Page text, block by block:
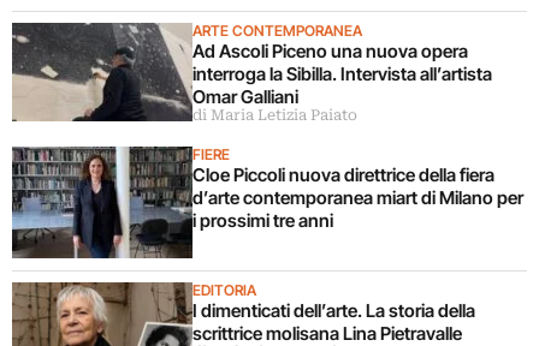
ARTE CONTEMPORANEA
Ad Ascoli Piceno una nuova opera
interroga la Sibilla. Intervista all’artista
Omar Galliani
di Maria Letizia Paiato
FIERE
Cloe Piccoli nuova direttrice della fiera
d’arte contemporanea miart di Milano per
i prossimi tre anni
EDITORIA
I dimenticati dell’arte. La storia della
scrittrice molisana Lina Pietravalle